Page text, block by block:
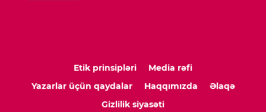
Etik prinsipləri
Media rəfi
Yazarlar üçün qaydalar
Haqqımızda
Əlaqə
Gizlilik siyasəti